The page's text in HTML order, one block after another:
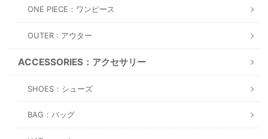
ONE PIECE：ワンピース
OUTER : アウター
ACCESSORIES：アクセサリー
SHOES：シューズ
BAG：バッグ